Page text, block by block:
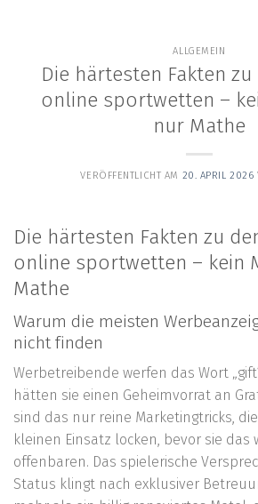
ALLGEMEIN
Die härtesten Fakten
online sportwetten –
nur Mathe
VERÖFFENTLICHT AM 20. APRIL 2026
Die härtesten Fakten zu
online sportwetten – kein
Mathe
Warum die meisten
nicht finden
Werbetreibende werfen das Wort
hätten sie einen Geheimvorrat an
sind das nur reine Marketingtricks,
kleinen Einsatz locken, bevor sie das
offenbaren. Das spielerische
Status klingt nach exklusiver